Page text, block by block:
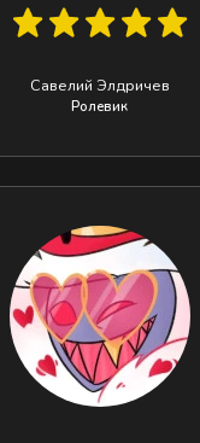
Савелий Элдричев
Ролевик